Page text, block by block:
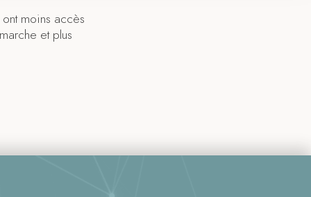
moins accès
et plus